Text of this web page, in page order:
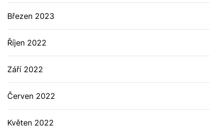
Březen 2023
Říjen 2022
Září 2022
Červen 2022
Květen 2022